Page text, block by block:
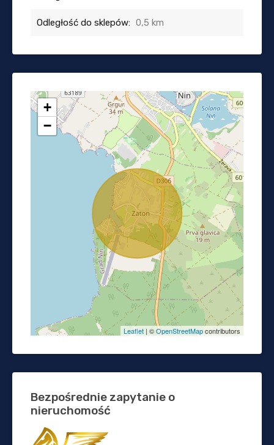
Odległość do sklepów: 0,5 km
+
−
Leaflet | ©OpenStreetMapcontributors
Bezpośrednie zapytanie o
nieruchomość